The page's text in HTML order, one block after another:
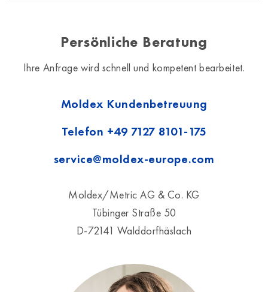
Persönliche Beratung
Ihre Anfrage wird schnell und kompetent bearbeitet.
Moldex Kundenbetreuung
Telefon +49 7127 8101-175
service@moldex-europe.com
Moldex/Metric AG & Co. KG
Tübinger Straße 50
D-72141 Walddorfhäslach